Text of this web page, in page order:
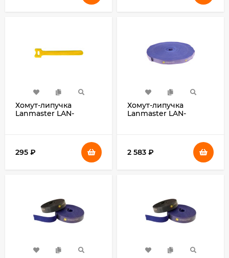
Хомут-липучка
Lanmaster LAN-
помещений жёлтый
295 ₽
Хомут-липучка
Lanmaster LAN-
внутри помещений
синий
2 583 ₽